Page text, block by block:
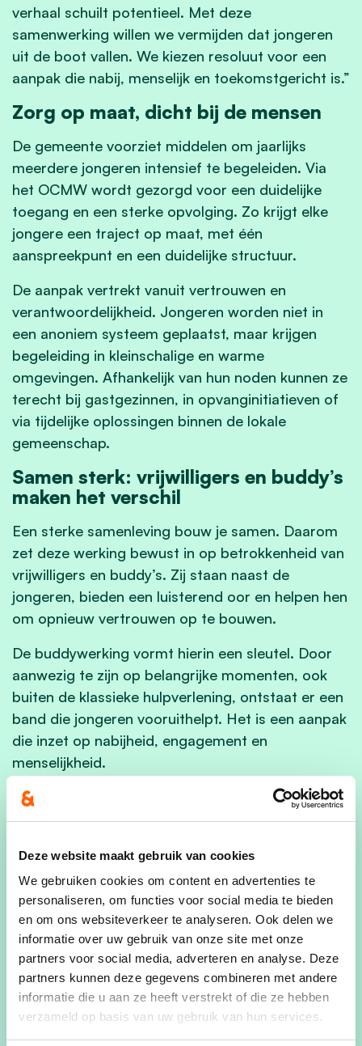
Deze website maakt gebruik van cookies
We gebruiken cookies om content en advertenties te
personaliseren, om functies voor social media te bieden
en om ons websiteverkeer te analyseren. Ook delen we
informatie over uw gebruik van onze site met onze
partners voor social media, adverteren en analyse. Deze
partners kunnen deze gegevens combineren met andere
informatie die u aan ze heeft verstrekt of die ze hebben
verzameld op basis van uw gebruik van hun services.
verhaal schuilt potentieel. Met deze
samenwerking willen we vermijden dat jongeren
uit de boot vallen. We kiezen resoluut voor een
aanpak die nabij, menselijk en toekomstgericht is.”
Zorg op maat, dicht bij de mensen
De gemeente voorziet middelen om jaarlijks
meerdere jongeren intensief te begeleiden. Via
het OCMW wordt gezorgd voor een duidelijke
toegang en een sterke opvolging. Zo krijgt elke
jongere een traject op maat, met één
aanspreekpunt en een duidelijke structuur.
De aanpak vertrekt vanuit vertrouwen en
verantwoordelijkheid. Jongeren worden niet in
een anoniem systeem geplaatst, maar krijgen
begeleiding in kleinschalige en warme
omgevingen. Afhankelijk van hun noden kunnen ze
terecht bij gastgezinnen, in opvanginitiatieven of
via tijdelijke oplossingen binnen de lokale
gemeenschap.
Samen sterk: vrijwilligers en buddy’s
maken het verschil
Een sterke samenleving bouw je samen. Daarom
zet deze werking bewust in op betrokkenheid van
vrijwilligers en buddy’s. Zij staan naast de
jongeren, bieden een luisterend oor en helpen hen
om opnieuw vertrouwen op te bouwen.
De buddywerking vormt hierin een sleutel. Door
aanwezig te zijn op belangrijke momenten, ook
buiten de klassieke hulpverlening, ontstaat er een
band die jongeren vooruithelpt. Het is een aanpak
die inzet op nabijheid, engagement en
menselijkheid.
Investeren in kansen en
verantwoordelijkheid
De begeleiding richt zich niet alleen op
huisvesting, maar ook op werk, opleiding en
welzijn. Jongeren worden ondersteund om
opnieuw grip te krijgen op hun leven, met
duidelijke verwachtingen en grenzen.
Met deze samenwerking toont Tessenderlo-Ham
dat ook kleinere gemeenten een actieve rol
kunnen opnemen in het aanpakken van
maatschappelijke uitdagingen. Door te investeren